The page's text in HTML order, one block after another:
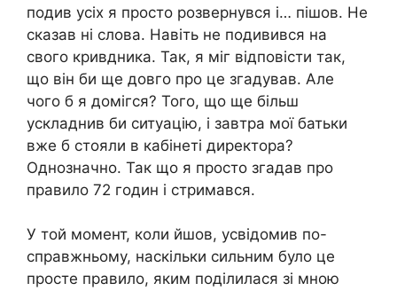
подив усіх я просто розвернувся і… пішов. Не
сказав ні слова. Навіть не подивився на
свого кривдника. Так, я міг відповісти так,
що він би ще довго про це згадував. Але
чого б я домігся? Того, що ще більш
ускладнив би ситуацію, і завтра мої батьки
вже б стояли в кабінеті директора?
Однозначно. Так що я просто згадав про
правило 72 годин і стримався.
У той момент, коли йшов, усвідомив по-
справжньому, наскільки сильним було це
просте правило, яким поділилася зі мною